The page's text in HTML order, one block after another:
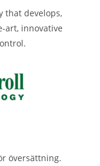
that develops,
art, innovative
översättning.